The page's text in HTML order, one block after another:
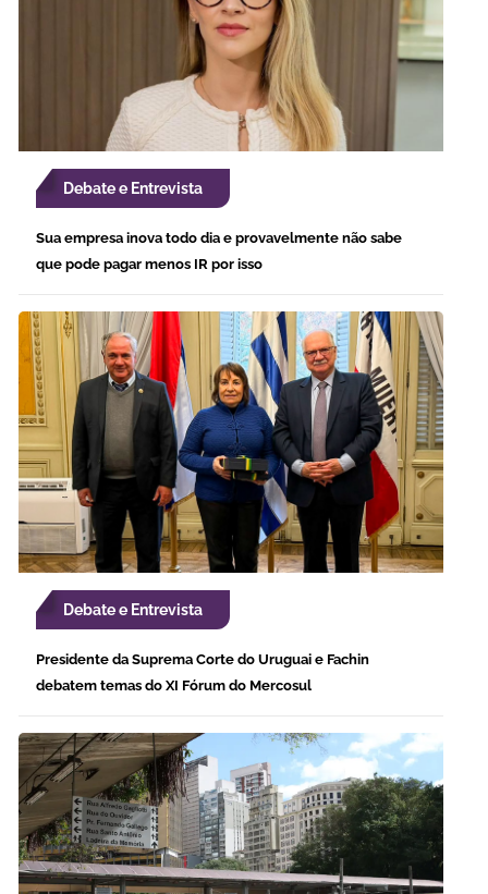
Debate e Entrevista
Sua empresa inova todo dia e provavelmente não sabe
que pode pagar menos IR por isso
Debate e Entrevista
Presidente da Suprema Corte do Uruguai e Fachin
debatem temas do XI Fórum do Mercosul